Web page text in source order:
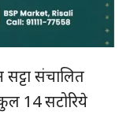
संचालित
14 सटोरिये